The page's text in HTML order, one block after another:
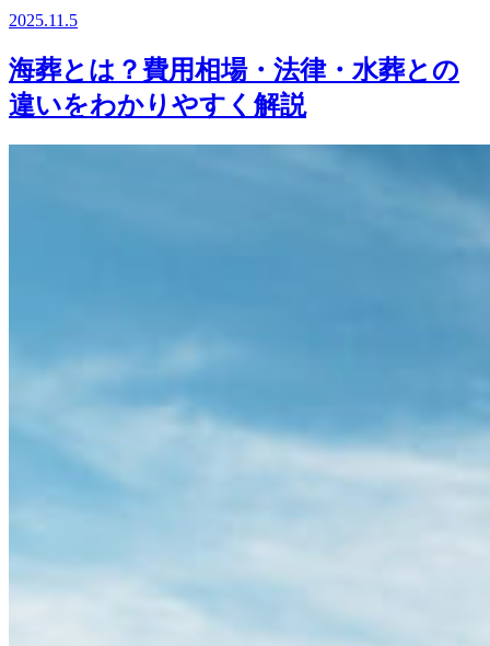
2025.11.5
海葬とは？費用相場・法律・水葬との
違いをわかりやすく解説